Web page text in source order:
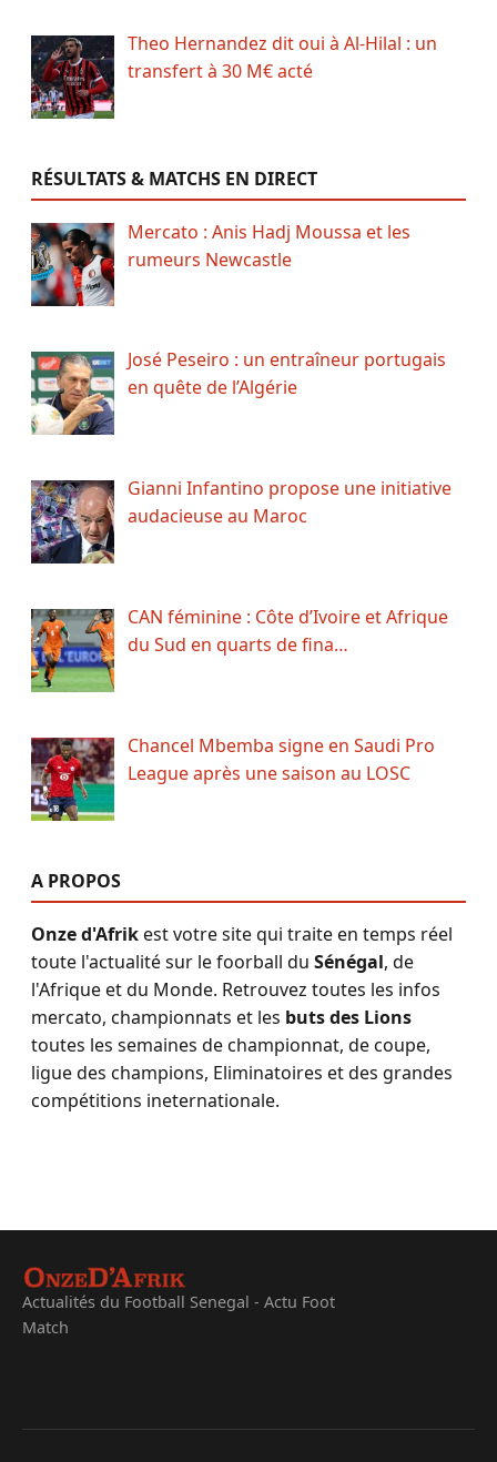
Theo Hernandez dit oui à Al-Hilal : un
transfert à 30 M€ acté
RÉSULTATS & MATCHS EN DIRECT
Mercato : Anis Hadj Moussa et les
rumeurs Newcastle
José Peseiro : un entraîneur portugais
en quête de l’Algérie
Gianni Infantino propose une initiative
audacieuse au Maroc
CAN féminine : Côte d’Ivoire et Afrique
du Sud en quarts de fina…
Chancel Mbemba signe en Saudi Pro
League après une saison au LOSC
A PROPOS
Onze d'Afrikest votre site qui traite en temps réel
toute l'actualité sur le foorball du Sénégal, de
l'Afrique et du Monde. Retrouvez toutes les infos
mercato, championnats et les buts des Lions
toutes les semaines de championnat, de coupe,
ligue des champions, Eliminatoires et des grandes
compétitions ineternationale.
Actualités du Football Senegal - Actu Foot
Match